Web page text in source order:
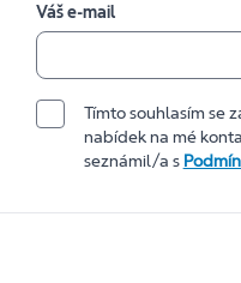
Váš e-mail
Tímto souhlasím se
nabídek na mé
seznámil/a s